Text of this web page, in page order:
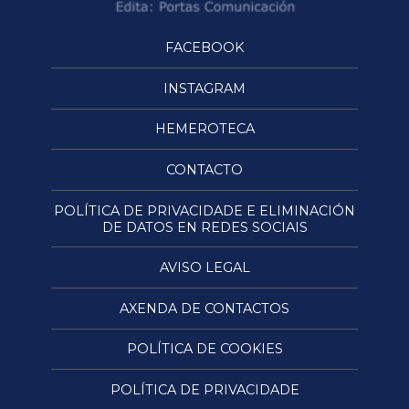
FACEBOOK
INSTAGRAM
HEMEROTECA
CONTACTO
POLÍTICA DE PRIVACIDADE E ELIMINACIÓN
DE DATOS EN REDES SOCIAIS
AVISO LEGAL
AXENDA DE CONTACTOS
POLÍTICA DE COOKIES
POLÍTICA DE PRIVACIDADE